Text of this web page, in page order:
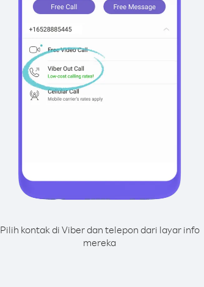
Pilih kontak di Viber dan telepon dari layar info
mereka